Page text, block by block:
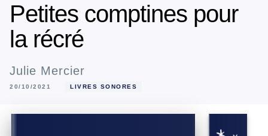
Petites comptines pour
la récré
Julie Mercier
20/10/2021 LIVRES SONORES